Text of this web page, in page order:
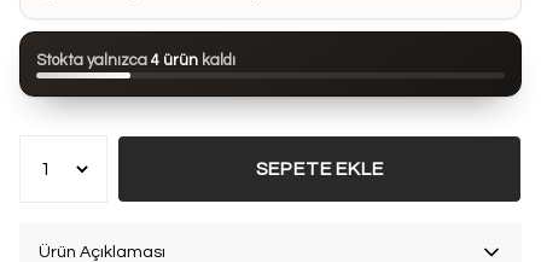
Bu ürün son 24 saatte71 kezgörüntülendi
Stokta yalnızca 4 ürün kaldı
SEPETE EKLE
Ürün Açıklaması